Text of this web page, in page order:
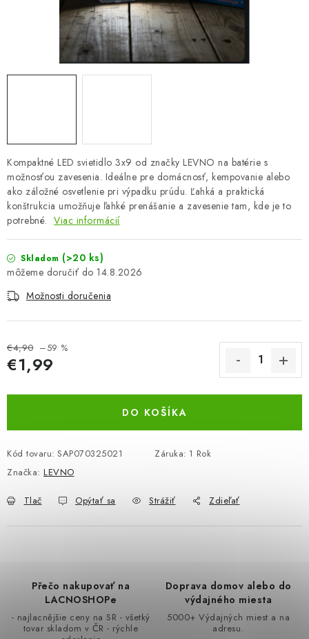
TOTÁLNA LIKVIDÁCIA
CHOVATEĽSKÉ POTREBY
DROGÉRIA A KOZMETIKA
PRE DETI
AUTO-MOTO
PRODUKTY HISTORICKE BEZ ZASOBY
K ZALISTOVÁNÍ NEBO VYMAZÁNÍ
BEZ ZÁSOBY, K VYŘAZENÍ (VČ. XD)
OBLEČENÍ A MÓDA
DROGERIE A KOSMETIKA
DÍLNA A STAVBA
DIELŇA A STAVBA
ZÁBAVA A KNIHY
LEVI ZĽAVA
Kompaktné LED svietidlo 3x9 od značky LEVNO na batérie s
možnosťou zavesenia. Ideálne pre domácnosť, kempovanie alebo
ako záložné osvetlenie pri výpadku prúdu. Ľahká a praktická
konštrukcia umožňuje ľahké prenášanie a zavesenie tam, kde je to
potrebné. Viac informácií
Skladom (>20 ks)
14.8.2026
Možnosti doručenia
€4,90 –59 %
€1,99
DO KOŠÍKA
Kód tovaru: SAP070325021 Záruka: 1 Rok
Značka: LEVNO
Tlač Opýtať sa Strážiť Zdieľať
Přečo nakupovať na
LACNOSHOPe
- najlacnějšie ceny na SR - všetký
tovar skladom v ČR - rýchle
Doprava domov alebo do
výdajného miesta
5000+ Výdajných miest a na
adresu.